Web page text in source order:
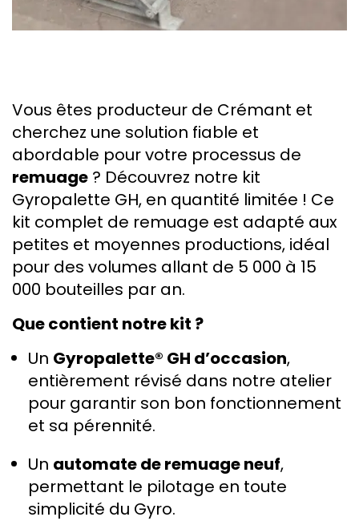
Vous êtes producteur de Crémant et
cherchez une solution fiable et
abordable pour votre processus de
remuage ? Découvrez notre kit
Gyropalette GH, en quantité limitée ! Ce
kit complet de remuage est adapté aux
petites et moyennes productions, idéal
pour des volumes allant de 5 000 à 15
000 bouteilles par an.
Que contient notre kit ?
Un Gyropalette® GH d’occasion,
entièrement révisé dans notre atelier
pour garantir son bon fonctionnement
et sa pérennité.
Un automate de remuage neuf,
permettant le pilotage en toute
simplicité du Gyro.